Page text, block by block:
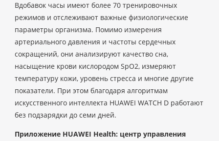
Вдобавок часы имеют более 70 тренировочных
режимов и отслеживают важные физиологические
параметры организма. Помимо измерения
артериального давления и частоты сердечных
сокращений, они анализируют качество сна,
насыщение крови кислородом SpO2, измеряют
температуру кожи, уровень стресса и многие другие
показатели. При этом благодаря алгоритмам
искусственного интеллекта HUAWEI WATCH D работают
без подзарядки до семи дней.
Приложение HUAWEI Health: центр управления